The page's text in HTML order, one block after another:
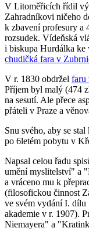
V Litoměřicích řídil
Zahradníkovi ničeho
k zbavení profesury a
rozsudek. Vídeňská
i biskupa Hurdálka ke
chudičká fara v
V r. 1830 obdržel faru
Příjem byl malý (474
na sesutí. Ale přece
přáteli v Praze a
Snu svého, aby se
po 6letém pobytu v
Napsal celou řadu
umění myslitelství" a
a vráceno mu k
(filosofickou činnost
ve svém vydání I. dílu
akademie v r. 1907).
Niemayera" a